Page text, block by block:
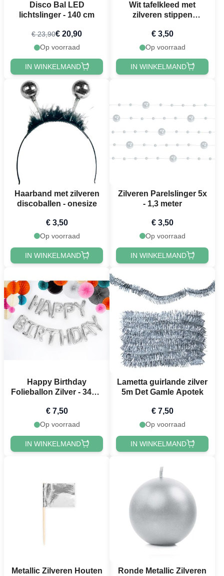
Disco Bal LED
lichtslinger - 140 cm
€ 23,90€ 20,90
Op voorraad
IN WINKELMAND
Wit tafelkleed met
zilveren stippen
€ 3,50
Op voorraad
IN WINKELMAND
Haarband met zilveren
discoballen - onesize
€ 3,50
Op voorraad
IN WINKELMAND
Zilveren Parelslinger 5x
- 1,3 meter
€ 3,50
Op voorraad
IN WINKELMAND
Happy Birthday
Folieballon Zilver - 340 x
€ 7,50
Op voorraad
IN WINKELMAND
Lametta guirlande zilver
5m Det Gamle Apotek
€ 7,50
Op voorraad
IN WINKELMAND
Metallic Zilveren Houten Ronde Metallic Zilveren